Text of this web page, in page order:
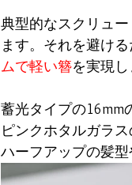
典型的なスクリュ
ます。それを避け
ムで軽い簪を実現
蓄光タイプの16mm
ピンクホタルガラ
ハーフアップの髪